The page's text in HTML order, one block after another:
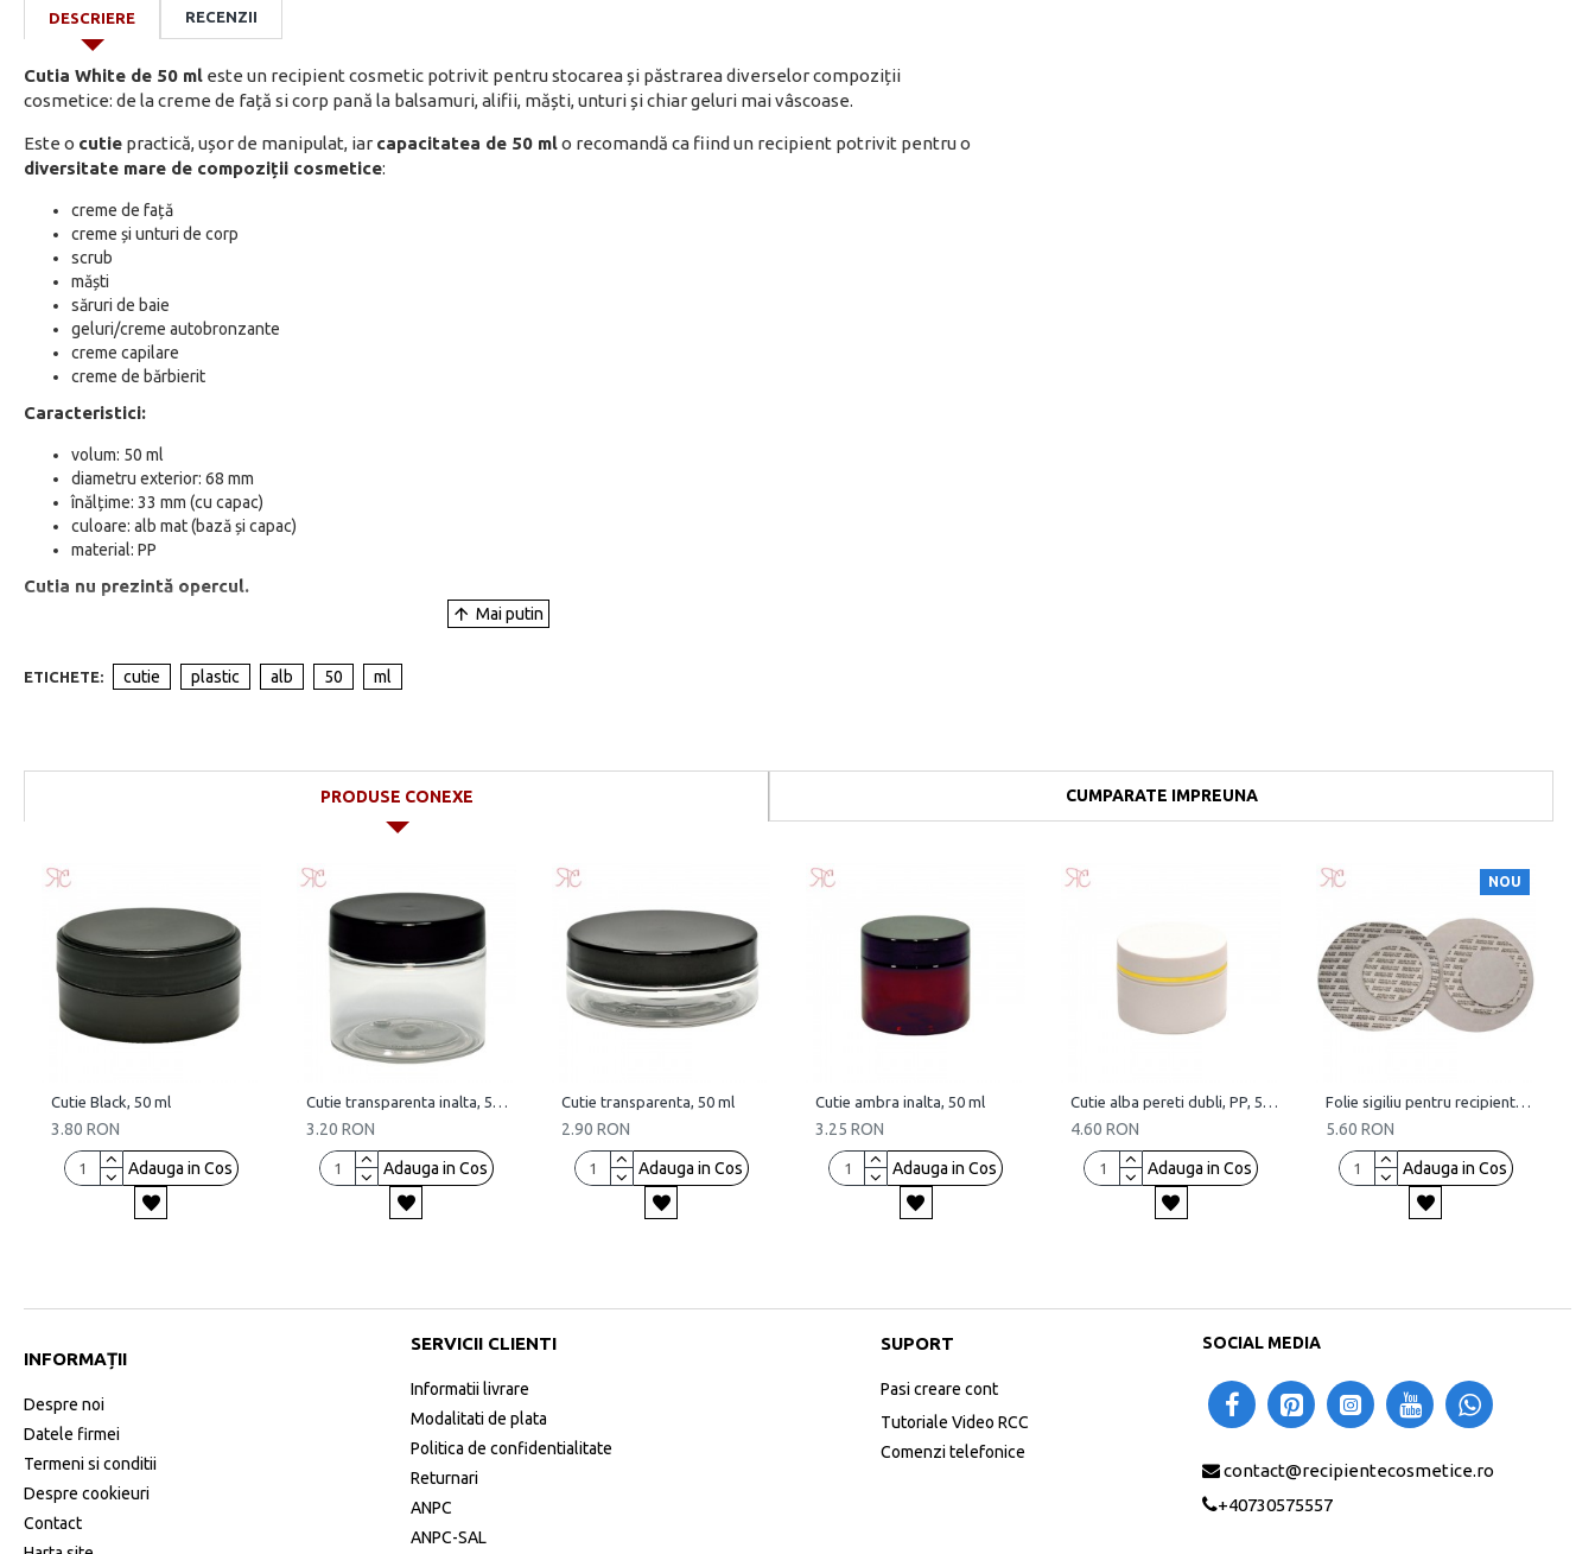
DESCRIERE RECENZII
Cutia White de 50 ml este un recipient cosmetic potrivit pentru stocarea și păstrarea diverselor compoziții
cosmetice: de la creme de față si corp pană la balsamuri, alifii, măști, unturi și chiar geluri mai vâscoase.
Este o cutie practică, ușor de manipulat, iar capacitatea de 50 mlo recomandă ca fiind un recipient potrivit pentru o
diversitate mare de compoziții cosmetice:
creme de față
creme și unturi de corp
scrub
măști
săruri de baie
geluri/creme autobronzante
creme capilare
creme de bărbierit
Caracteristici:
volum: 50 ml
diametru exterior: 68 mm
înălțime: 33 mm (cu capac)
culoare: alb mat (bază și capac)
material: PP
Cutia nu prezintă opercul.
ETICHETE: cutie plastic alb 50 ml
PRODUSE CONEXE CUMPARATE IMPREUNA
Cutie Black, 50 ml
3.80 RON
Adauga in Cos
Cutie transparenta inalta, 50 ml
3.20 RON
Adauga in Cos
Cutie transparenta, 50 ml
2.90 RON
Adauga in Cos
Cutie ambra inalta, 50 ml
3.25 RON
Adauga in Cos
Cutie alba pereti dubli, PP, 50 ml
4.60 RON
Adauga in Cos
NOU
Folie sigiliu pentru recipiente cosmetice (set 10 bucati)
5.60 RON
Adauga in Cos
INFORMAȚII
Despre noi
Datele firmei
Termeni si conditii
Despre cookieuri
Contact
SERVICII CLIENTI
Informatii livrare
Modalitati de plata
Politica de confidentialitate
Returnari
ANPC
ANPC-SAL
SUPORT
Pasi creare cont
Tutoriale Video RCC
Comenzi telefonice
SOCIAL MEDIA
contact@recipientecosmetice.ro
+40730575557